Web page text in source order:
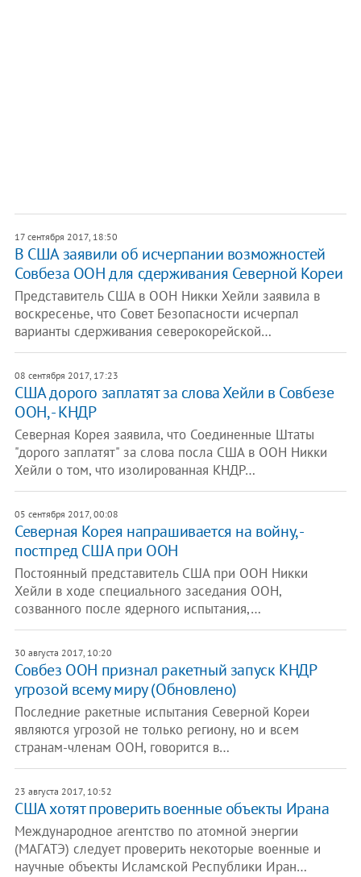
17 сентября 2017, 18:50
В США заявили об исчерпании возможностей
Совбеза ООН для сдерживания Северной Кореи
Представитель США в ООН Никки Хейли заявила в
воскресенье, что Совет Безопасности исчерпал
варианты сдерживания северокорейской…
08 сентября 2017, 17:23
США дорого заплатят за слова Хейли в Совбезе
ООН, - КНДР
Северная Корея заявила, что Соединенные Штаты
"дорого заплатят" за слова посла США в ООН Никки
Хейли о том, что изолированная КНДР…
05 сентября 2017, 00:08
Северная Корея напрашивается на войну, -
постпред США при ООН
Постоянный представитель США при ООН Никки
Хейли в ходе специального заседания ООН,
созванного после ядерного испытания,…
30 августа 2017, 10:20
Совбез ООН признал ракетный запуск КНДР
угрозой всему миру (Обновлено)
Последние ракетные испытания Северной Кореи
являются угрозой не только региону, но и всем
странам-членам ООН, говорится в…
23 августа 2017, 10:52
США хотят проверить военные объекты Ирана
Международное агентство по атомной энергии
(МАГАТЭ) следует проверить некоторые военные и
научные объекты Исламской Республики Иран…